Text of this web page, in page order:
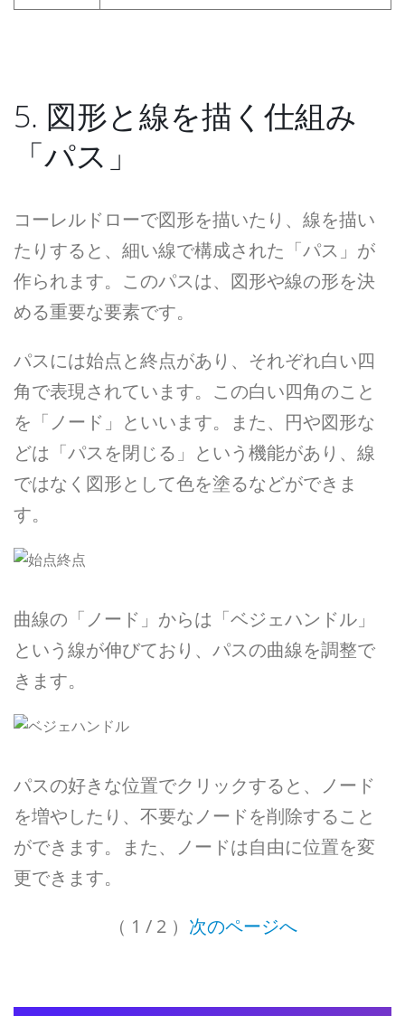
5. 図形と線を描く仕組み
「パス」
コーレルドローで図形を描いたり、線を描い
たりすると、細い線で構成された「パス」が
作られます。このパスは、図形や線の形を決
める重要な要素です。
パスには始点と終点があり、それぞれ白い四
角で表現されています。この白い四角のこと
を「ノード」といいます。また、円や図形な
どは「パスを閉じる」という機能があり、線
ではなく図形として色を塗るなどができま
す。
曲線の「ノード」からは「ベジェハンドル」
という線が伸びており、パスの曲線を調整で
きます。
パスの好きな位置でクリックすると、ノード
を増やしたり、不要なノードを削除すること
ができます。また、ノードは自由に位置を変
更できます。
（ 1 / 2 ） 次のページへ